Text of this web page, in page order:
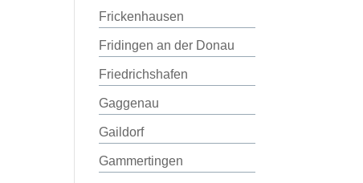
Frickenhausen
Fridingen an der Donau
Friedrichshafen
Gaggenau
Gaildorf
Gammertingen